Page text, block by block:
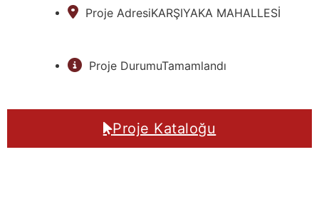
Proje AdresiKARŞIYAKA MAHALLESİ
Proje DurumuTamamlandı
Proje Kataloğu